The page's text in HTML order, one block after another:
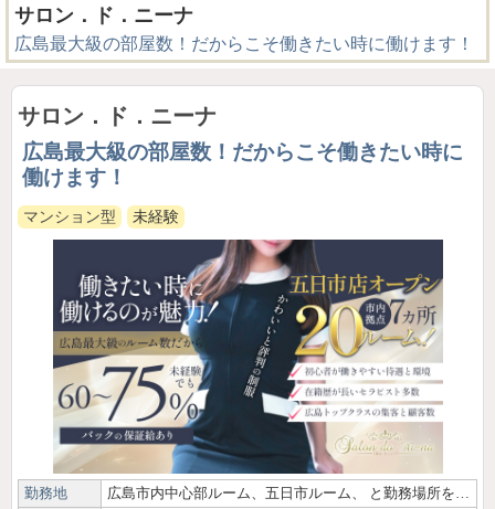
サロン．ド．ニーナ
広島最大級の部屋数！だからこそ働きたい時に働けます！
サロン．ド．ニーナ
広島最大級の部屋数！だからこそ働きたい時に
働けます！
マンション型 未経験
勤務地